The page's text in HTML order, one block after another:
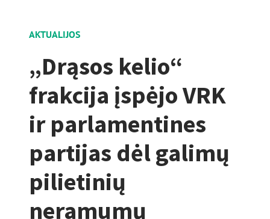
AKTUALIJOS
„Drąsos kelio“
frakcija įspėjo VRK
ir parlamentines
partijas dėl galimų
pilietinių
neramumų